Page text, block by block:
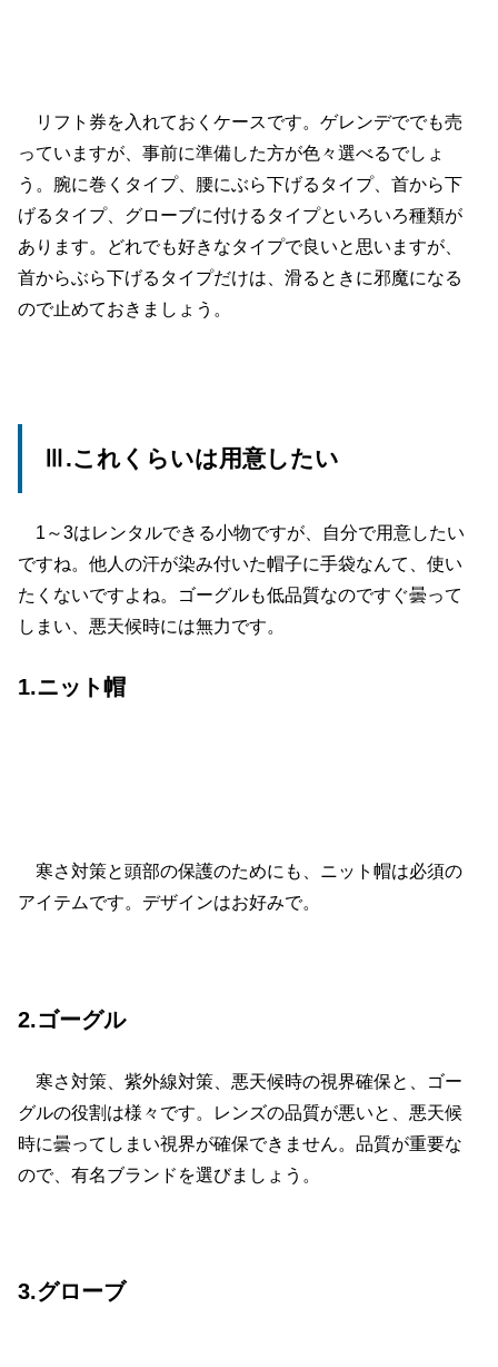
リフト券を入れておくケースです。ゲレンデででも売
っていますが、事前に準備した方が色々選べるでしょ
う。腕に巻くタイプ、腰にぶら下げるタイプ、首から下
げるタイプ、グローブに付けるタイプといろいろ種類が
あります。どれでも好きなタイプで良いと思いますが、
首からぶら下げるタイプだけは、滑るときに邪魔になる
ので止めておきましょう。
Ⅲ.これくらいは用意したい
1～3はレンタルできる小物ですが、自分で用意したい
ですね。他人の汗が染み付いた帽子に手袋なんて、使い
たくないですよね。ゴーグルも低品質なのですぐ曇って
しまい、悪天候時には無力です。
1.ニット帽
寒さ対策と頭部の保護のためにも、ニット帽は必須の
アイテムです。デザインはお好みで。
2.ゴーグル
寒さ対策、紫外線対策、悪天候時の視界確保と、ゴー
グルの役割は様々です。レンズの品質が悪いと、悪天候
時に曇ってしまい視界が確保できません。品質が重要な
ので、有名ブランドを選びましょう。
3.グローブ